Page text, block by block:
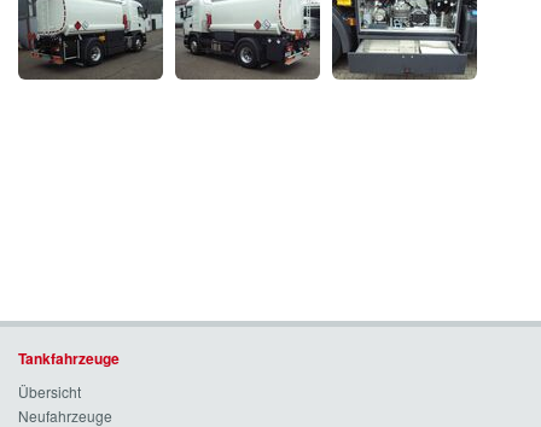
Tankfahrzeuge
Übersicht
Neufahrzeuge